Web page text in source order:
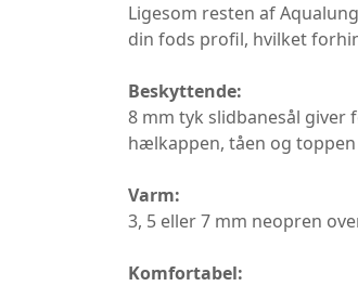
Ligesom resten af
din fods profil, hvilket
Beskyttende:
8 mm tyk slidbanesål giver
hælkappen, tåen og
Varm:
3, 5 eller 7 mm neopren
Komfortabel: